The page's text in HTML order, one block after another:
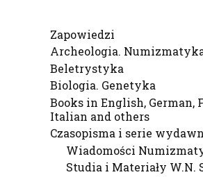
Zapowiedzi
Archeologia.
Beletrystyka
Biologia. Genetyka
Books in English, German,
Italian and others
Czasopisma i serie
Wiadomości
Studia i Materiały W.N.